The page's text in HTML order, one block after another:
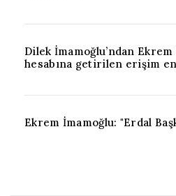
Dilek İmamoğlu’ndan Ekrem
hesabına getirilen erişim
Ekrem İmamoğlu: "Erdal